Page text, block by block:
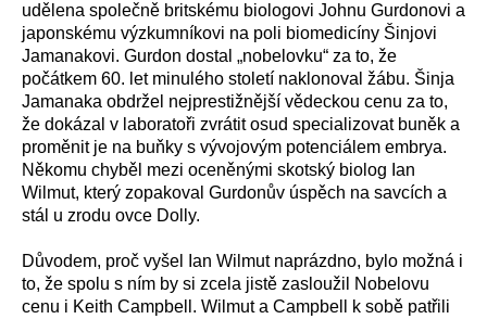
udělena společně britskému biologovi Johnu Gurdonovi a
japonskému výzkumníkovi na poli biomedicíny Šinjovi
Jamanakovi. Gurdon dostal „nobelovku“ za to, že
počátkem 60. let minulého století naklonoval žábu. Šinja
Jamanaka obdržel nejprestižnější vědeckou cenu za to,
že dokázal v laboratoři zvrátit osud specializovat buněk a
proměnit je na buňky s vývojovým potenciálem embrya.
Někomu chyběl mezi oceněnými skotský biolog Ian
Wilmut, který zopakoval Gurdonův úspěch na savcích a
stál u zrodu ovce Dolly.
Důvodem, proč vyšel Ian Wilmut naprázdno, bylo možná i
to, že spolu s ním by si zcela jistě zasloužil Nobelovu
cenu i Keith Campbell. Wilmut a Campbell k sobě patřili